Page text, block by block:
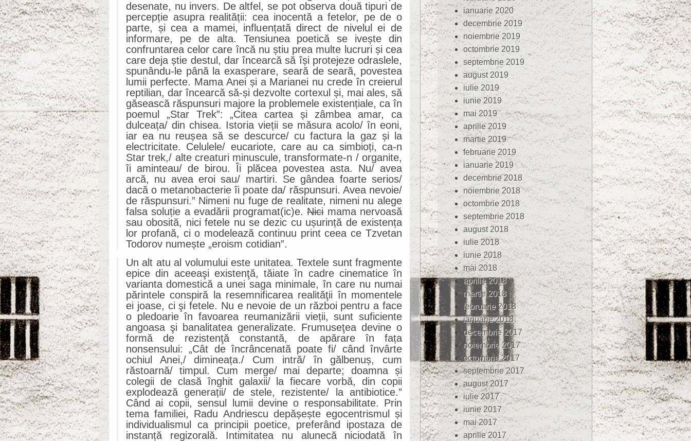
desenate, nu invers. De altfel, se pot observa două tipuri de
percepție asupra realității: cea inocentă a fetelor, pe de o
parte, și cea a mamei, influențată direct de nivelul ei de
informare, pe de alta. Tensiunea poetică se ivește din
confruntarea celor care încă nu știu prea multe lucruri și cea
care deja știe destul, dar încearcă să își protejeze odraslele,
spunându-le până la exasperare, seară de seară, povestea
lumii perfecte. Mama Anei și a Marianei nu crede în creierul
reptilian, dar încearcă să-și dezvolte cortexul și, mai ales, să
găsească răspunsuri majore la problemele existențiale, ca în
poemul „Star Trek”: „Citea cartea și zâmbea amar, ca
dulceața/ din chisea. Istoria vieții se măsura acolo/ în eoni,
iar ea nu reușea să se descurce/ cu factura la gaz și la
electricitate. Celulele/ eucariote, care au ca simbioți, ca-n
Star trek,/ alte creaturi minuscule, transformate-n / organite,
îi aminteau/ de birou. Îi plăcea povestea asta. Nu/ avea
arcă, nu avea eroi sau/ martiri. Se gândea foarte serios/
dacă o metanobacterie îi poate da/ răspunsuri. Avea nevoie/
de răspunsuri.” Nimeni nu fuge de realitate, nimeni nu alege
falsa soluție a evadării programat(ic)e.Nicimama nervoasă
sau obosită, nici fetele nu se dezic cu ușurință de existența
lor profană, ci o modelează continuu print ceea ce Tzvetan
Todorov numește „eroism cotidian”.
Un alt atu al volumului este unitatea. Textele sunt fragmente
epice din aceeaşi existenţă, tăiate în cadre cinematice în
varianta domestică a unei saga minimale, în care nu numai
părintele conspiră la resemnificarea realităţii în momentele
ei joase, ci şi fetele. Nu e nevoie de un război pentru a face
o pledoarie în favoarea reumanizării vieții, sunt suficiente
angoasa şi banalitatea generalizate. Frumuseţea devine o
formă de rezistenţă constantă, de apărare în fața
nonsensului: „Cât de încrâncenată poate fi/ când învârte
ochiul Anei,/ dimineața./ Cum intră/ în gălbenuș, cum
răstoarnă/ timpul. Cum merge/ mai departe; doamna și
colegii de clasă înghit galaxii/ la fiecare vorbă, din copii
explodează generații/ de stele, rezistente/ la antibiotice.”
Când ai copii, sensul lumii devine o responsabilitate. Prin
tema familiei, Radu Andriescu depășește egocentrismul și
individualismul ca principii poetice, preferând ipostaza de
instanță regizorală. Intimitatea nu alunecă niciodată în
ianuarie 2020
decembrie 2019
noiembrie 2019
octombrie 2019
septembrie 2019
august 2019
iulie 2019
iunie 2019
mai 2019
aprilie 2019
martie 2019
februarie 2019
ianuarie 2019
decembrie 2018
noiembrie 2018
octombrie 2018
septembrie 2018
august 2018
iulie 2018
iunie 2018
mai 2018
aprilie 2018
martie 2018
februarie 2018
ianuarie 2018
decembrie 2017
noiembrie 2017
octombrie 2017
septembrie 2017
august 2017
iulie 2017
iunie 2017
mai 2017
aprilie 2017